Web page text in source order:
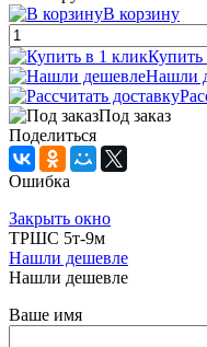
В корзину
Купить
Нашли
Под заказ
Поделиться
Ошибка
Закрыть окно
ТРШС 5т-9м
Нашли дешевле
Нашли дешевле
Ваше имя